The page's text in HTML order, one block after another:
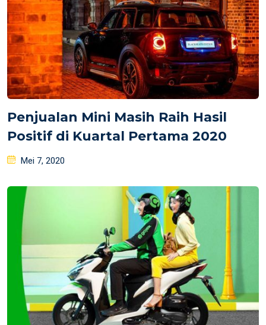
Penjualan Mini Masih Raih Hasil
Positif di Kuartal Pertama 2020
Posted
Mei 7, 2020